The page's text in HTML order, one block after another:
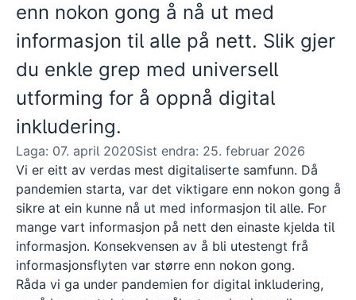
enn nokon gong å nå ut med
informasjon til alle på nett. Slik gjer
du enkle grep med universell
utforming for å oppnå digital
inkludering.
Laga: 07. april 2020Sist endra: 25. februar 2026
Vi er eitt av verdas mest digitaliserte samfunn. Då
pandemien starta, var det viktigare enn nokon gong å
sikre at ein kunne nå ut med informasjon til alle. For
mange vart informasjon på nett den einaste kjelda til
informasjon. Konsekvensen av å bli utestengt frå
informasjonsflyten var større enn nokon gong.
Råda vi ga under pandemien for digital inkludering,